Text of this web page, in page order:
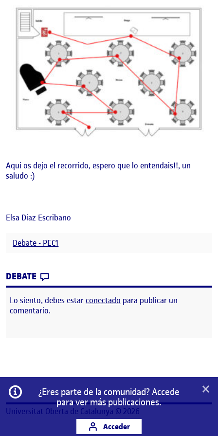
Aqui os dejo el recorrido, espero que lo entendais!!, un
saludo :)
Elsa Diaz Escribano
Debate - PEC1
DEBATE
Lo siento, debes estarconectado para publicar un
comentario.
Información
¿Eres parte de la comunidad? Accede
para ver más publicaciones.
Acceder
×
Universitat Oberta de Catalunya © 2026